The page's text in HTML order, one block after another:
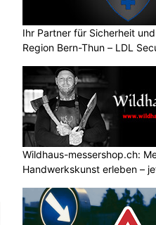
Ihr Partner für Sicherheit
Region Bern-Thun – LDL
Wildhaus-messershop.ch:
Handwerkskunst erleben –